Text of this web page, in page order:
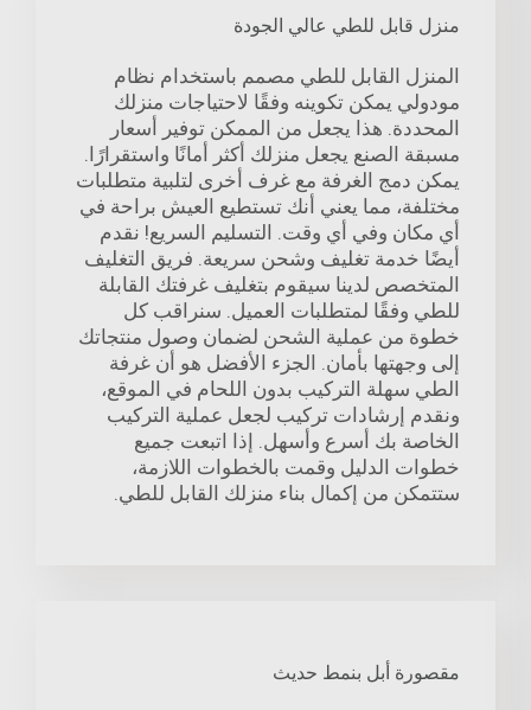
منزل قابل للطي عالي الجودة
المنزل القابل للطي مصمم باستخدام نظام
مودولي يمكن تكوينه وفقًا لاحتياجات منزلك
المحددة. هذا يجعل من الممكن توفير أسعار
مسبقة الصنع يجعل منزلك أكثر أمانًا واستقرارًا.
يمكن دمج الغرفة مع غرف أخرى لتلبية متطلبات
مختلفة، مما يعني أنك تستطيع العيش براحة في
أي مكان وفي أي وقت. التسليم السريع! نقدم
أيضًا خدمة تغليف وشحن سريعة. فريق التغليف
المتخصص لدينا سيقوم بتغليف غرفتك القابلة
للطي وفقًا لمتطلبات العميل. سنراقب كل
خطوة من عملية الشحن لضمان وصول منتجاتك
إلى وجهتها بأمان. الجزء الأفضل هو أن غرفة
الطي سهلة التركيب بدون اللحام في الموقع،
ونقدم إرشادات تركيب لجعل عملية التركيب
الخاصة بك أسرع وأسهل. إذا اتبعت جميع
خطوات الدليل وقمت بالخطوات اللازمة،
ستتمكن من إكمال بناء منزلك القابل للطي.
مقصورة أبل بنمط حديث